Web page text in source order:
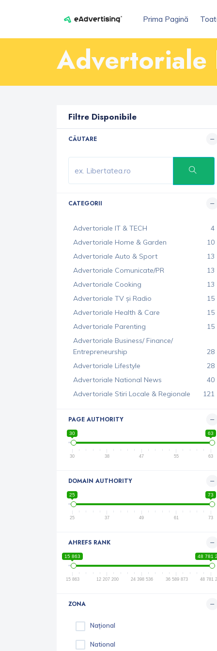
Prima Pagină
Advertoriale
Filtre Disponibile
CĂUTARE
CATEGORII
Advertoriale IT & TECH
4
Advertoriale Home & Garden
10
Advertoriale Auto & Sport
13
Advertoriale Comunicate/PR
13
Advertoriale Cooking
13
Advertoriale TV și Radio
15
Advertoriale Health & Care
15
Advertoriale Parenting
15
Advertoriale Business/ Finance/
Entrepreneurship
28
Advertoriale Lifestyle
28
Advertoriale National News
40
Advertoriale Stiri Locale & Regionale
121
PAGE AUTHORITY
30 63
30 38 47 55 63
DOMAIN AUTHORITY
25 73
25 37 49 61 73
AHREFS RANK
15 863 48 781
15 863 12 207 200 24 398 536 36 589 873 48 781
ZONA
Național
National